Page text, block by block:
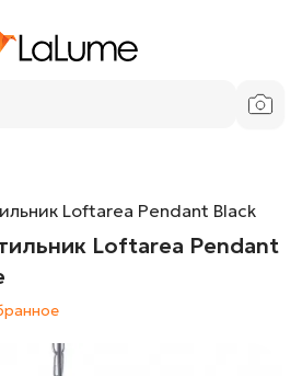
Loftarea Pendant Black
Loftarea Pendant